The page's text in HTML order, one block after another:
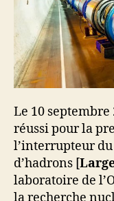
Le 10
réussi pour la
l’interrupteur
d’hadrons [
laboratoire de